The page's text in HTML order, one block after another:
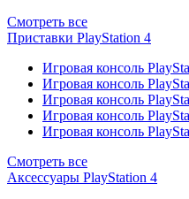
Смотреть все
Приставки PlayStation 4
Игровая консоль
Игровая консоль
Игровая консоль
Игровая консоль
Игровая консоль
Смотреть все
Аксессуары PlayStation 4